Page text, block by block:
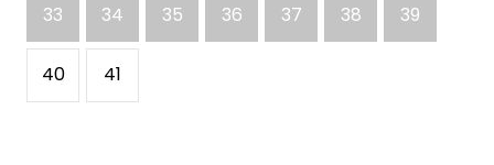
33 34 35 36 37 38 39
40 41